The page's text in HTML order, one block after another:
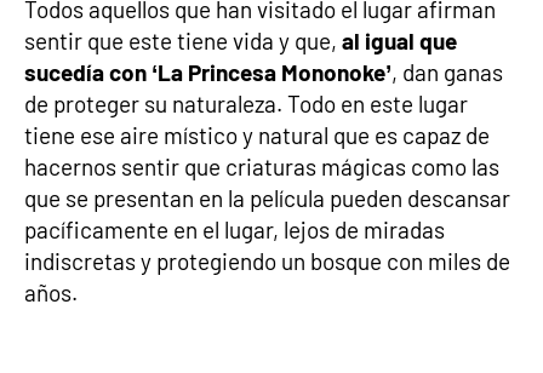
Todos aquellos que han visitado el lugar afirman
sentir que este tiene vida y que, al igual que
sucedía con ‘La Princesa Mononoke’, dan ganas
de proteger su naturaleza. Todo en este lugar
tiene ese aire místico y natural que es capaz de
hacernos sentir que criaturas mágicas como las
que se presentan en la película pueden descansar
pacíficamente en el lugar, lejos de miradas
indiscretas y protegiendo un bosque con miles de
años.